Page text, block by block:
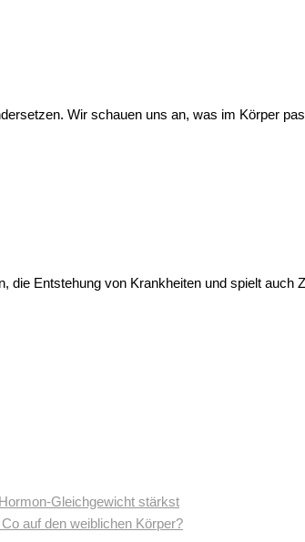
Wir schauen uns an, was im Körper
Entstehung von Krankheiten und spielt
Gleichgewicht stärkst
auf den weiblichen Körper?